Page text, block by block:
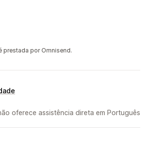
prestada por Omnisend.
oferece assistência direta em Português